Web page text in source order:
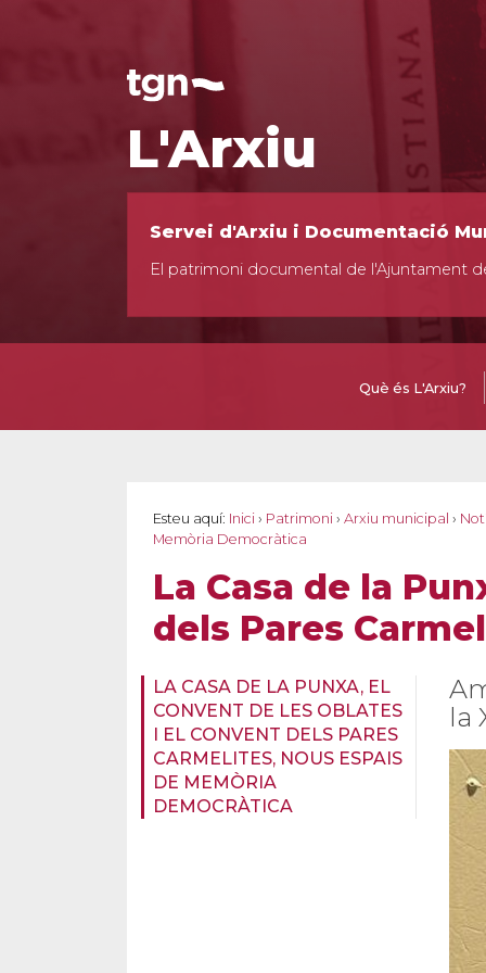
L'Arxiu
Servei d'Arxiu i Documentació
El patrimoni documental de l'Ajuntament
Què és L'Arxiu?
Esteu aquí: Inici › Patrimoni › Arxiu municipal ›
Memòria Democràtica
La Casa de la
dels Pares
LA CASA DE LA PUNXA, EL
CONVENT DE LES OBLATES
I EL CONVENT DELS PARES
CARMELITES, NOUS ESPAIS
DE MEMÒRIA
DEMOCRÀTICA
la